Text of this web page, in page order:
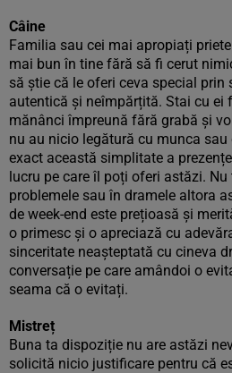
Câine
Familia sau cei mai apropiați
mai bun în tine fără să fi cerut
să știe că le oferi ceva special prin
autentică și neîmpărțită. Stai cu ei
mănânci împreună fără grabă și
nu au nicio legătură cu munca
exact această simplitate a
lucru pe care îl poți oferi astăzi.
problemele sau în dramele altora
de week-end este prețioasă și
o primesc și o apreciază cu
sinceritate neașteptată cu cineva
conversație pe care amândoi o
seama că o evitați.
Mistreț
Buna ta dispoziție nu are astăzi
solicită nicio justificare pentru că